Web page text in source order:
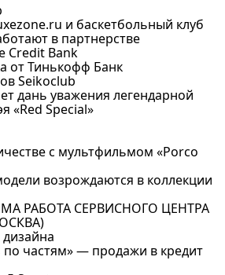
и баскетбольный клуб
в партнерстве
Credit Bank
от Тинькофф Банк
Seikoclub
дань уважения легендарной
«Red Special»
с мультфильмом «Porco
возрождаются в коллекции
РАБОТА СЕРВИСНОГО ЦЕНТРА
по частям» — продажи в кредит